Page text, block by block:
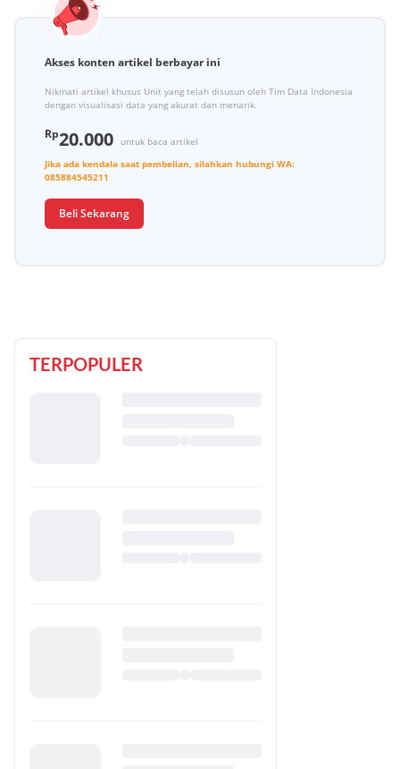
Akses konten artikel berbayar ini
Nikmati artikel khusus Unit yang telah disusun oleh Tim Data Indonesia
dengan visualisasi data yang akurat dan menarik.
Rp20.000
untuk baca artikel
Jika ada kendala saat pembelian, silahkan hubungi WA:
085884545211
Beli Sekarang
TERPOPULER